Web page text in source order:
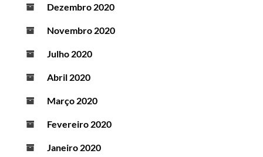
Dezembro 2020
Novembro 2020
Julho 2020
Abril 2020
Março 2020
Fevereiro 2020
Janeiro 2020